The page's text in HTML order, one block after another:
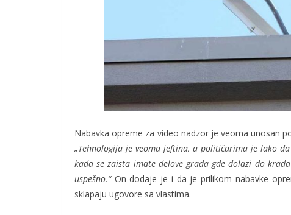
Nabavka opreme za video nadzor je veoma unosan
„Tehnologija je veoma jeftina, a političarima je lako
kada se zaista imate delove grada gde dolazi do
uspešno.“On dodaje je i da je prilikom nabavke
sklapaju ugovore sa vlastima.